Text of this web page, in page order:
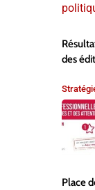
des
Place